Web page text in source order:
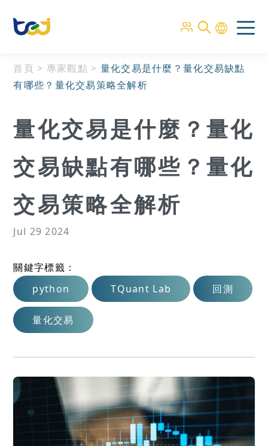
首頁 > 專家觀點 > 量化交易是什麼？量化交易缺點
有哪些？量化交易策略全解析
量化交易是什麼？量化
交易缺點有哪些？量化
交易策略全解析
Jul 29 2024
關鍵字標籤：
python
TQuant Lab 回測
量化交易